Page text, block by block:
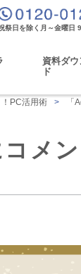
祭日を除く月～金曜日
資料ダ
ド
PC活用術 > 「
メ